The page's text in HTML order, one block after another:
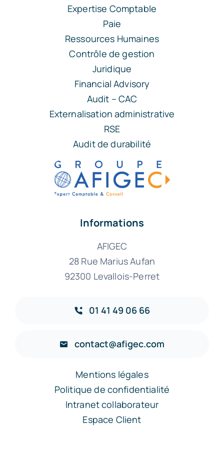
Expertise Comptable
Paie
Ressources Humaines
Contrôle de gestion
Juridique
Financial Advisory
Audit – CAC
Externalisation administrative
RSE
Audit de durabilité
Informations
AFIGEC
28 Rue Marius Aufan
92300 Levallois-Perret
01 41 49 06 66
contact@afigec.com
Mentions légales
Politique de confidentialité
Intranet collaborateur
Espace Client